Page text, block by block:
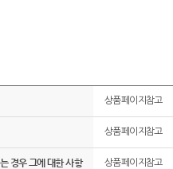
상품페이지참고
상품페이지참고
경우 그에 대한 사항 상품페이지참고